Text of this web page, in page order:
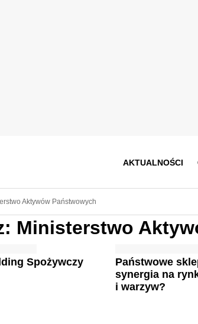
AKTUALNOŚCI
Aktywów Państwowych
Ministerstwo
Spożywczy
Państwowe
synergia na
i warzyw?